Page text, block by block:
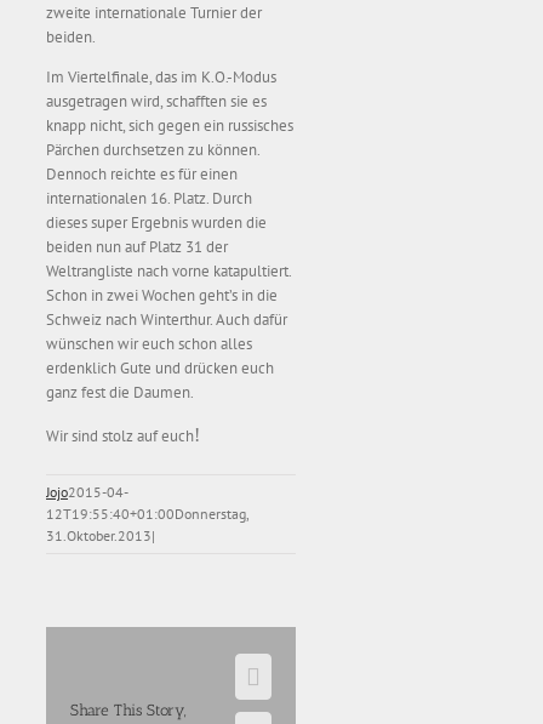
zweite internationale Turnier der
beiden.
Im Viertelfinale, das im K.O.-Modus
ausgetragen wird, schafften sie es
knapp nicht, sich gegen ein russisches
Pärchen durchsetzen zu können.
Dennoch reichte es für einen
internationalen 16. Platz. Durch
dieses super Ergebnis wurden die
beiden nun auf Platz 31 der
Weltrangliste nach vorne katapultiert.
Schon in zwei Wochen geht’s in die
Schweiz nach Winterthur. Auch dafür
wünschen wir euch schon alles
erdenklich Gute und drücken euch
ganz fest die Daumen.
Wir sind stolz auf euch!
Jojo2015-04-
12T19:55:40+01:00Donnerstag,
31.Oktober.2013|
Share This Story,
Facebook